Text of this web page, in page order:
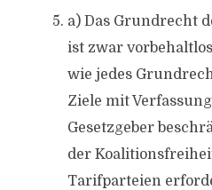
a) Das Grundrecht
ist zwar
wie jedes
Ziele mit
Gesetzgeber
der
Tarifparteien